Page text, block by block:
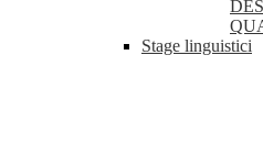
Stage linguistici